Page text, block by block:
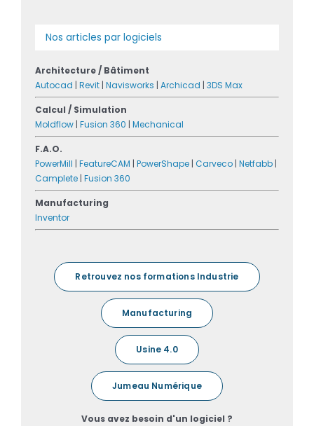
Nos articles par logiciels
Architecture / Bâtiment
Autocad | Revit | Navisworks | Archicad | 3DS Max
Calcul / Simulation
Moldflow | Fusion 360 | Mechanical
F.A.O.
PowerMill | FeatureCAM | PowerShape | Carveco | Netfabb |
Camplete | Fusion 360
Manufacturing
Inventor
Retrouvez nos formations Industrie
Manufacturing
Usine 4.0
Jumeau Numérique
Vous avez besoin d'un logiciel ?